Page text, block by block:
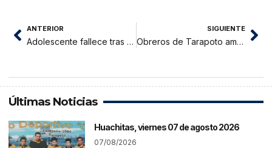
ANTERIOR
Adolescente fallece tras caer del puente Cococho de Moyobamba
SIGUIENTE
Obreros de Tarapoto amenazan con paralizar obra de la Alameda de la Peruanidad por falta de pago
Últimas Noticias
Huachitas, viernes 07 de agosto 2026
07/08/2026